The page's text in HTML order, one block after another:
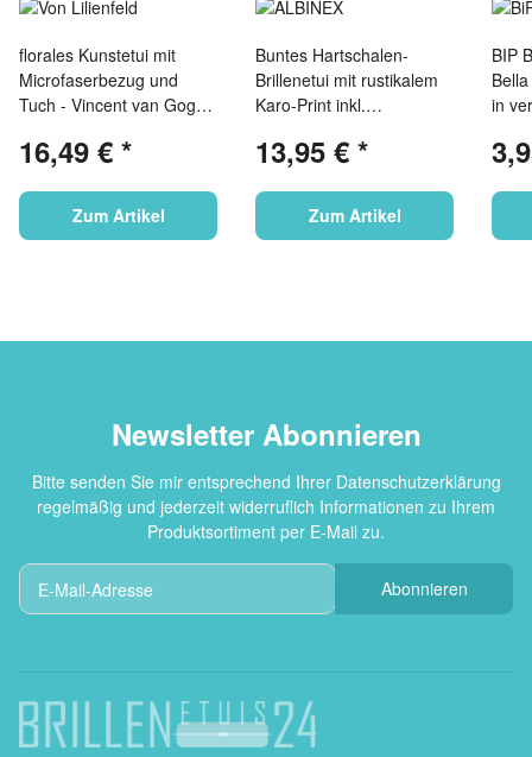
florales Kunstetui mit
Microfaserbezug und
Tuch - Vincent van Gogh:
16,49 € *
Zum Artikel
Buntes Hartschalen-
Brillenetui mit rustikalem
Karo-Print inkl.
Microfasertuch
13,95 € *
Zum Artikel
BIP
in
Newsletter Abonnieren
Bitte senden Sie mir entsprechend Ihrer Datenschutzerklärung
regelmäßig und jederzeit widerruflich Informationen zu Ihrem
Produktsortiment per E-Mail zu.
Abonnieren